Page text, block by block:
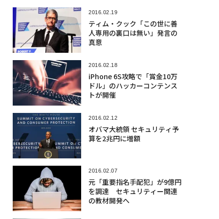
算を2兆円に増額
を調達 セキュリティー関連
の教材開発へ
ベア」もハッキングの危機に